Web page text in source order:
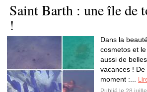
Saint Barth : une île de
!
Dans la
cosmetos et
aussi de
vacances !
moment :...